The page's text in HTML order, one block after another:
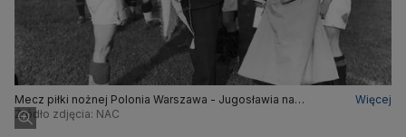
Mecz piłki nożnej Polonia Warszawa - Jugosławia na
stadionie w Warszawie
Więcej
Źródło zdjęcia: NAC